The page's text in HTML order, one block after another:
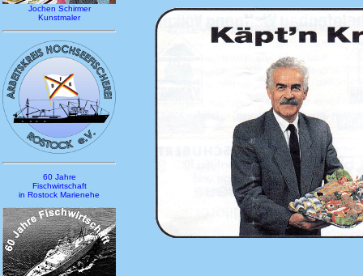
Jochen Schirmer
Kunstmaler
60 Jahre
Fischwirtschaft
in Rostock Marienehe